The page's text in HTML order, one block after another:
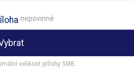
nepovinné
velikost přílohy 5MB.